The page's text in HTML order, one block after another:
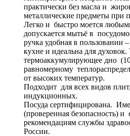
практически без масла и
металлические предметы при
Легко и быстро моется
допускается мытьё в
ручка удобная в пользовании
кухне и идеальна для духовок.
термоаккумулирующее дно
равномерному
от высоких температур.
Подходит для всех видов
индукционных.
Посуда сертифицирована.
(проверенная безопасность) и
рекомендациям службы
России.